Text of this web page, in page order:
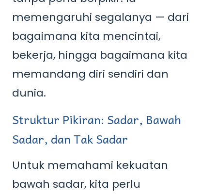
memengaruhi segalanya — dari
bagaimana kita mencintai,
bekerja, hingga bagaimana kita
memandang diri sendiri dan
dunia.
Struktur Pikiran: Sadar, Bawah
Sadar, dan Tak Sadar
Untuk memahami kekuatan
bawah sadar, kita perlu